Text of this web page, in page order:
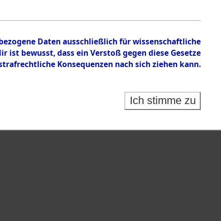
Daten ausschließlich für wissenschaftliche
bewusst, dass ein Verstoß gegen diese Gesetze
Konsequenzen nach sich ziehen kann.
Ich stimme zu